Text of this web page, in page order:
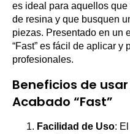
es ideal para aquellos
de resina y que busquen
piezas. Presentado en un
“Fast” es fácil de aplicar y
profesionales.
Beneficios de usar
Acabado “Fast”
Facilidad de Uso: